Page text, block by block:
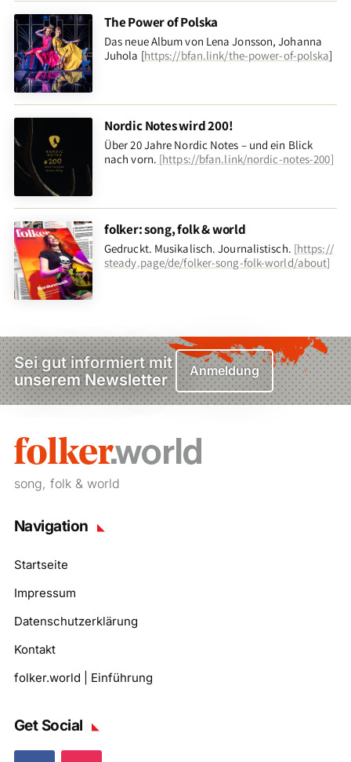
The Power of Polska
Das neue Album von Lena Jonsson, Johanna
Juhola [https://bfan.link/the-power-of-polska]
Nordic Notes wird 200!
Über 20 Jahre Nordic Notes – und ein Blick
nach vorn. [https://bfan.link/nordic-notes-200]
folker: song, folk & world
Gedruckt. Musikalisch. Journalistisch. [https://
steady.page/de/folker-song-folk-world/about]
Sei gut informiert mit
unserem Newsletter
Anmeldung
song, folk & world
Navigation
Startseite
Impressum
Datenschutzerklärung
Kontakt
folker.world | Einführung
Get Social